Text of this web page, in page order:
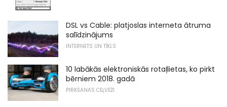
DSL vs Cable: platjoslas interneta ātruma
salīdzinājums
INTERNETS UN TĪKLS
10 labākās elektroniskās rotaļlietas, ko pirkt
bērniem 2018. gadā
PIRKŠANAS CEĻVEŽI